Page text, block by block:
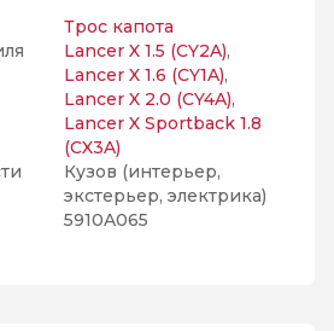
Трос капота
Lancer X 1.5 (CY2A),
Lancer X 1.6 (CY1A),
Lancer X 2.0 (CY4A),
Lancer X Sportback 1.8
(CX3A)
Кузов (интерьер,
экстерьер, электрика)
5910A065